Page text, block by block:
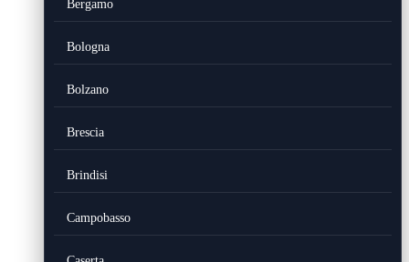
Bergamo
Bologna
Bolzano
Brescia
Brindisi
Campobasso